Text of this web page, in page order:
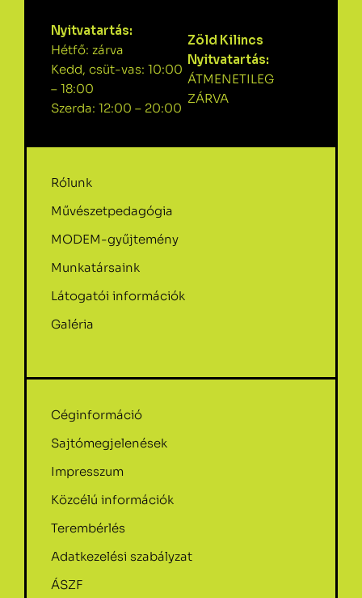
Nyitvatartás:
Hétfő: zárva
Kedd, csüt-vas: 10:00
– 18:00
Szerda: 12:00 – 20:00
Zöld Kilincs
Nyitvatartás:
ÁTMENETILEG
ZÁRVA
Rólunk
Művészetpedagógia
MODEM-gyűjtemény
Munkatársaink
Látogatói információk
Galéria
Céginformáció
Sajtómegjelenések
Impresszum
Közcélú információk
Terembérlés
Adatkezelési szabályzat
ÁSZF